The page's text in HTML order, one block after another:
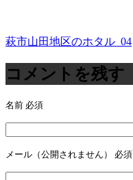
投
稿
ナ
ビ
ゲ
ー
萩市山田地区のホタル_04
コメントを残す
名前 必須
メール（公開されません） 必須